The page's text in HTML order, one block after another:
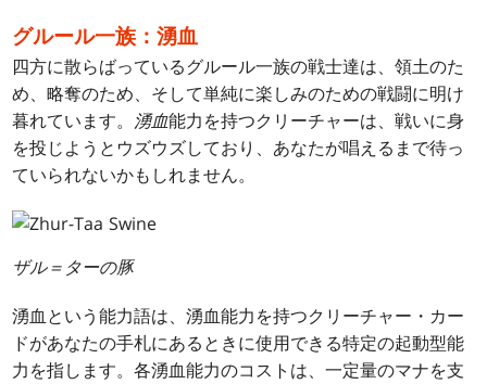
グルール一族：湧血
四方に散らばっているグルール一族の戦士達は、領土のた
め、略奪のため、そして単純に楽しみのための戦闘に明け
暮れています。 湧血能力を持つクリーチャーは、戦いに身
を投じようとウズウズしており、あなたが唱えるまで待っ
ていられないかもしれません。
ザル＝ターの豚
湧血という能力語は、湧血能力を持つクリーチャー・カー
ドがあなたの手札にあるときに使用できる特定の起動型能
力を指します。各湧血能力のコストは、一定量のマナを支